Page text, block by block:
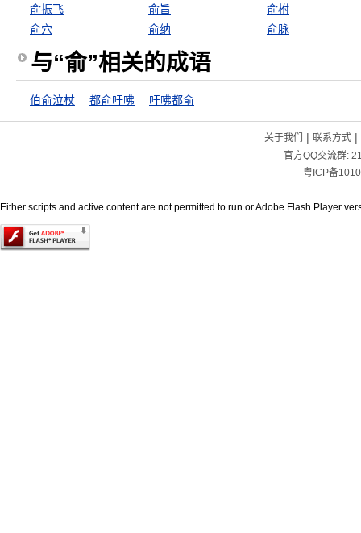
俞振飞
俞旨
俞柎
俞穴
俞纳 俞脉
与“俞”相关的成语
伯俞泣杖 都俞吁咈 吁咈都俞
关于我们 | 联系方式|
官方QQ交流群:
粤ICP备
Either scripts and active content are not permitted to run or Adobe Flash Player